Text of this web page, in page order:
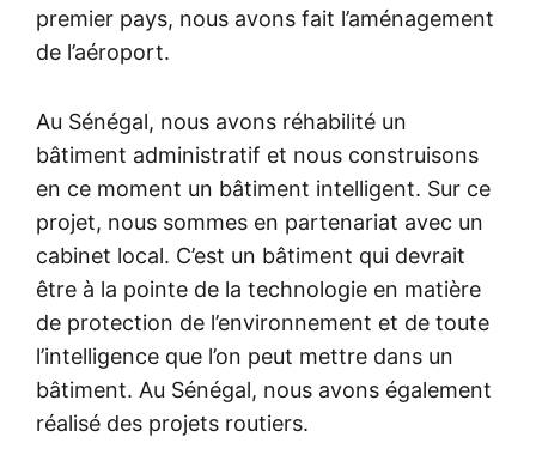
premier pays, nous avons fait l’aménagement
de l’aéroport.
Au Sénégal, nous avons réhabilité un
bâtiment administratif et nous construisons
en ce moment un bâtiment intelligent. Sur ce
projet, nous sommes en partenariat avec un
cabinet local. C’est un bâtiment qui devrait
être à la pointe de la technologie en matière
de protection de l’environnement et de toute
l’intelligence que l’on peut mettre dans un
bâtiment. Au Sénégal, nous avons également
réalisé des projets routiers.